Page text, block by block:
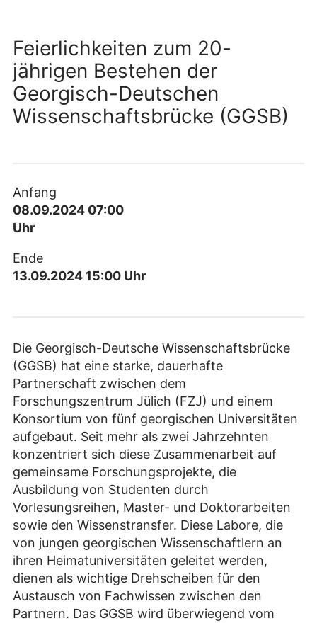
Feierlichkeiten zum 20-
jährigen Bestehen der
Georgisch-Deutschen
Wissenschaftsbrücke (GGSB)
Anfang
08.09.2024 07:00
Uhr
Ende
13.09.2024 15:00 Uhr
Die Georgisch-Deutsche Wissenschaftsbrücke
(GGSB) hat eine starke, dauerhafte
Partnerschaft zwischen dem
Forschungszentrum Jülich (FZJ) und einem
Konsortium von fünf georgischen Universitäten
aufgebaut. Seit mehr als zwei Jahrzehnten
konzentriert sich diese Zusammenarbeit auf
gemeinsame Forschungsprojekte, die
Ausbildung von Studenten durch
Vorlesungsreihen, Master- und Doktorarbeiten
sowie den Wissenstransfer. Diese Labore, die
von jungen georgischen Wissenschaftlern an
ihren Heimatuniversitäten geleitet werden,
dienen als wichtige Drehscheiben für den
Austausch von Fachwissen zwischen den
Partnern. Das GGSB wird überwiegend vom